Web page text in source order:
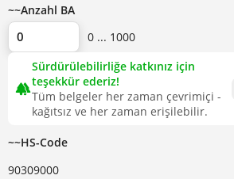
~~Anzahl BA
0 ... 1000
forest
Sürdürülebilirliğe katkınız için
teşekkür ederiz!
Tüm belgeler her zaman çevrimiçi -
kağıtsız ve her zaman erişilebilir.
~~HS-Code
90309000